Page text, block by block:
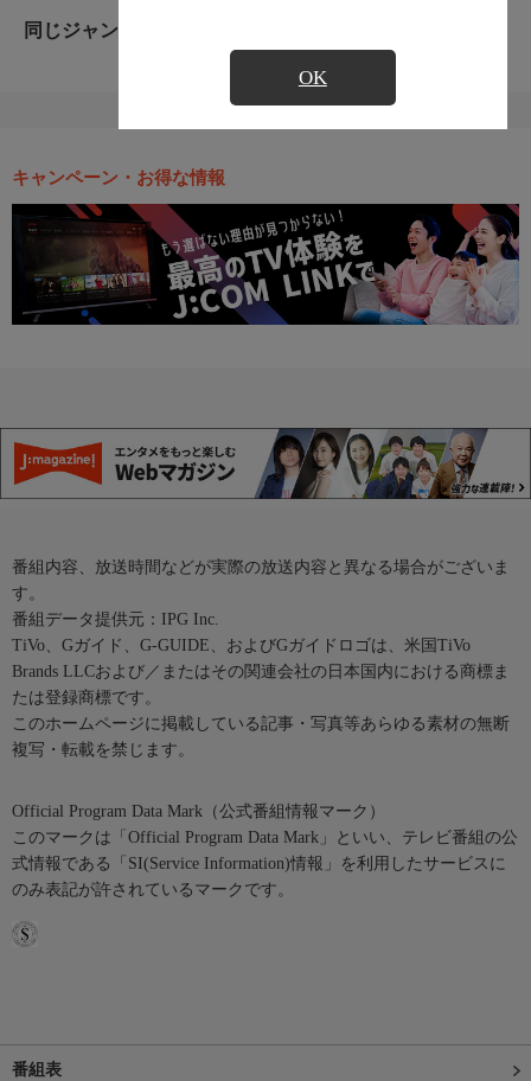
OK
同じジャンルのおすすめ番組
キャンペーン・お得な情報
番組内容、放送時間などが実際の放送内容と異なる場合がございま
す。
番組データ提供元：IPG Inc.
TiVo、Gガイド、G-GUIDE、およびGガイドロゴは、米国TiVo
Brands LLCおよび／またはその関連会社の日本国内における商標ま
たは登録商標です。
このホームページに掲載している記事・写真等あらゆる素材の無断
複写・転載を禁じます。
Official Program Data Mark（公式番組情報マーク）
このマークは「Official Program Data Mark」といい、テレビ番組の公
式情報である「SI(Service Information)情報」を利用したサービスに
のみ表記が許されているマークです。
番組表